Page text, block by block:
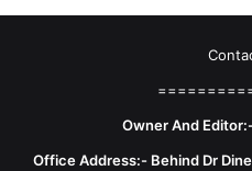
Owner And
Office Address:- Behind Dr